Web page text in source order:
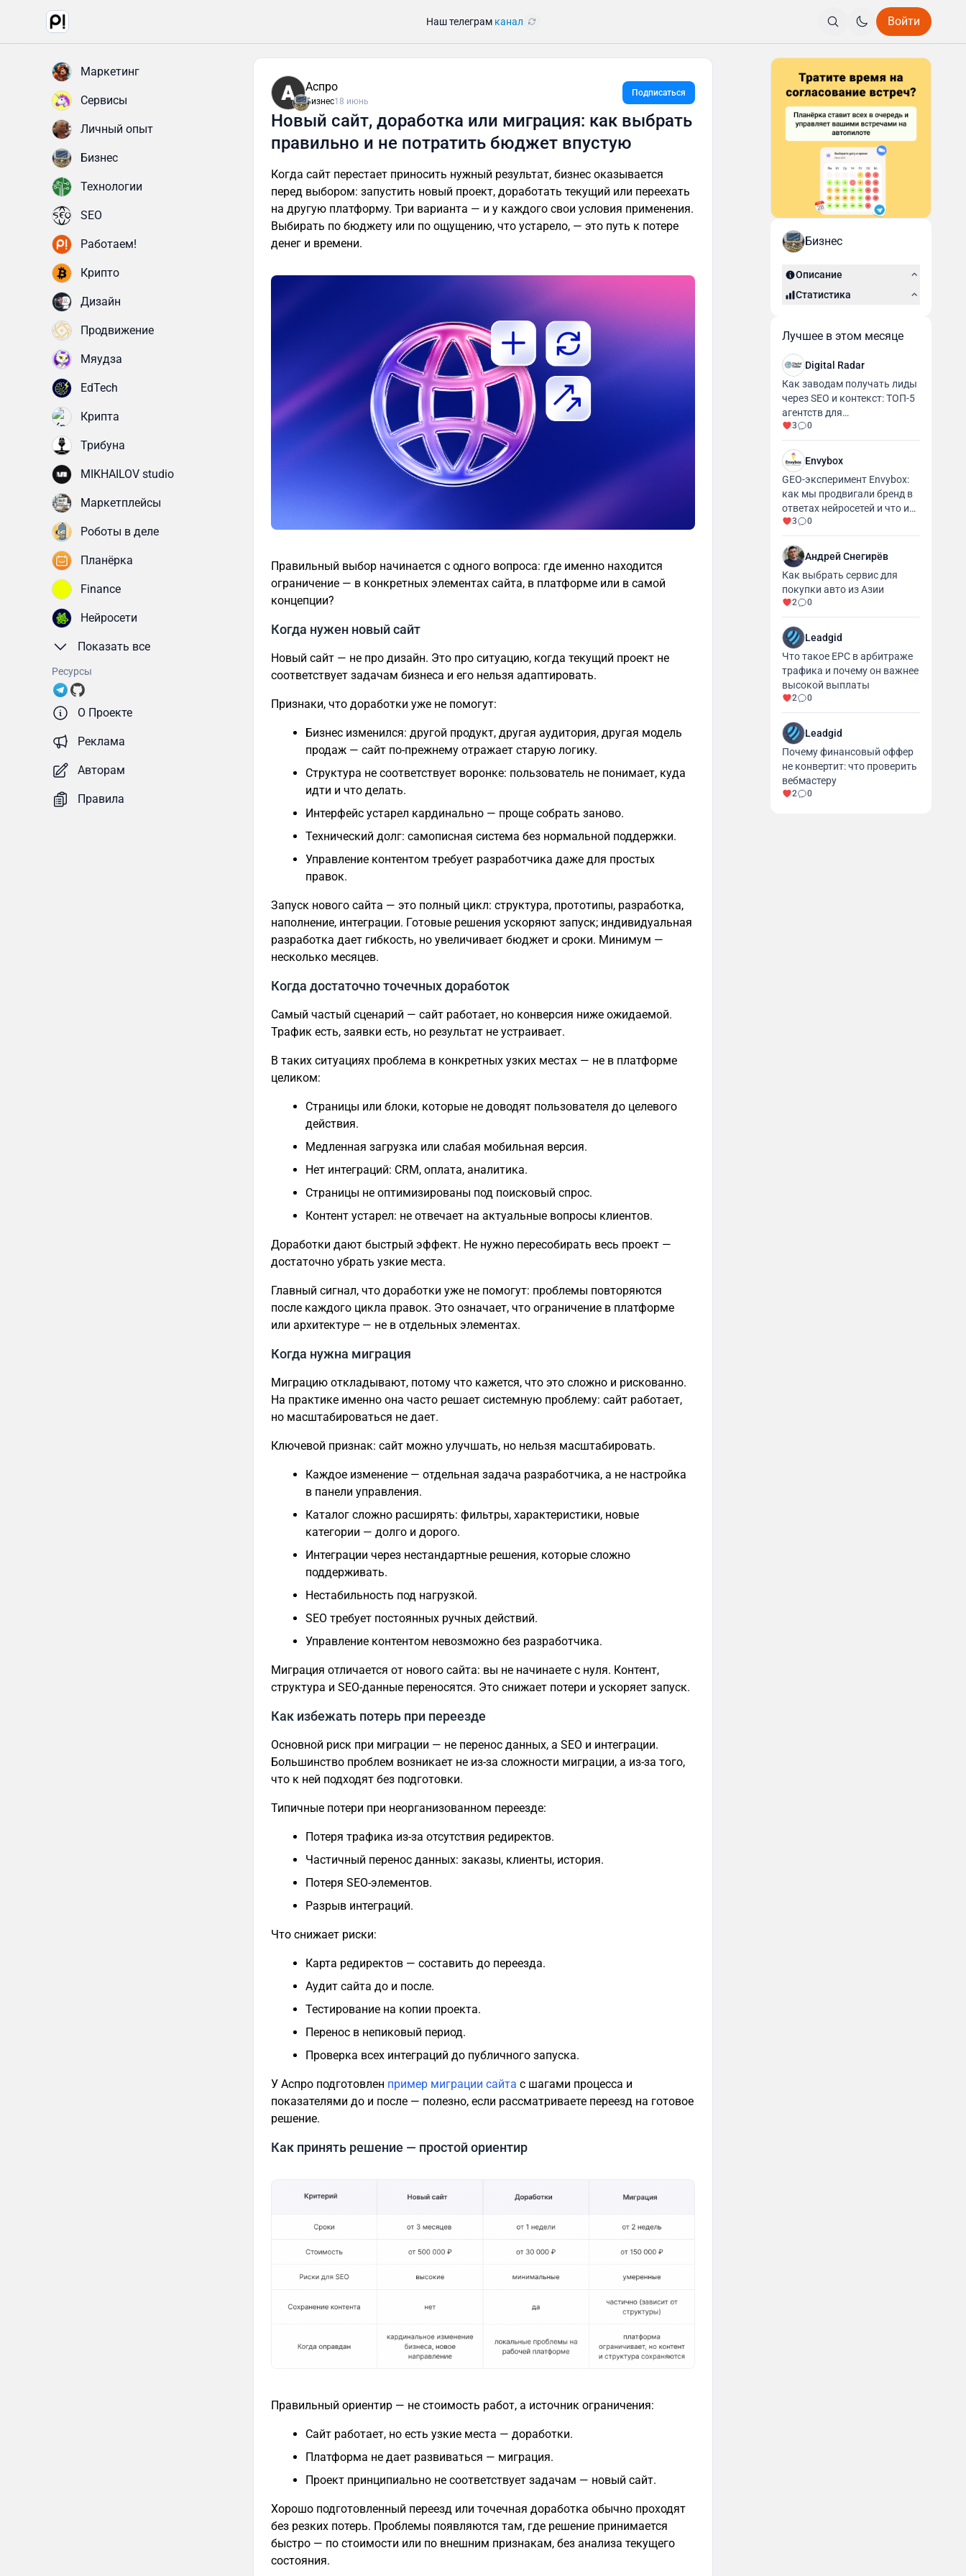
Наш телеграм канал Войти
Маркетинг
Сервисы
Личный опыт
Бизнес
Технологии
SEO
Работаем!
Крипто
Дизайн
Продвижение
Мяудза
EdTech
Крипта
Трибуна
MIKHAILOV studio
Маркетплейсы
Роботы в деле
Планёрка
Finance
Нейросети
Показать все
Ресурсы
О Проекте
Реклама
Авторам
Правила
Аспро
Бизнес18 июнь
Подписаться
Новый сайт, доработка или миграция: как выбрать
правильно и не потратить бюджет впустую
Когда сайт перестает приносить нужный результат, бизнес оказывается
перед выбором: запустить новый проект, доработать текущий или переехать
на другую платформу. Три варианта — и у каждого свои условия применения.
Выбирать по бюджету или по ощущению, что устарело, — это путь к потере
денег и времени.
Правильный выбор начинается с одного вопроса: где именно находится
ограничение — в конкретных элементах сайта, в платформе или в самой
концепции?
Когда нужен новый сайт
Новый сайт — не про дизайн. Это про ситуацию, когда текущий проект не
соответствует задачам бизнеса и его нельзя адаптировать.
Признаки, что доработки уже не помогут:
Бизнес изменился: другой продукт, другая аудитория, другая модель
продаж — сайт по-прежнему отражает старую логику.
Структура не соответствует воронке: пользователь не понимает, куда
идти и что делать.
Интерфейс устарел кардинально — проще собрать заново.
Технический долг: самописная система без нормальной поддержки.
Управление контентом требует разработчика даже для простых
правок.
Запуск нового сайта — это полный цикл: структура, прототипы, разработка,
наполнение, интеграции. Готовые решения ускоряют запуск; индивидуальная
разработка дает гибкость, но увеличивает бюджет и сроки. Минимум —
несколько месяцев.
Когда достаточно точечных доработок
Самый частый сценарий — сайт работает, но конверсия ниже ожидаемой.
Трафик есть, заявки есть, но результат не устраивает.
В таких ситуациях проблема в конкретных узких местах — не в платформе
целиком:
Страницы или блоки, которые не доводят пользователя до целевого
действия.
Медленная загрузка или слабая мобильная версия.
Нет интеграций: CRM, оплата, аналитика.
Страницы не оптимизированы под поисковый спрос.
Контент устарел: не отвечает на актуальные вопросы клиентов.
Доработки дают быстрый эффект. Не нужно пересобирать весь проект —
достаточно убрать узкие места.
Главный сигнал, что доработки уже не помогут: проблемы повторяются
после каждого цикла правок. Это означает, что ограничение в платформе
или архитектуре — не в отдельных элементах.
Когда нужна миграция
Миграцию откладывают, потому что кажется, что это сложно и рискованно.
На практике именно она часто решает системную проблему: сайт работает,
но масштабироваться не дает.
Ключевой признак: сайт можно улучшать, но нельзя масштабировать.
Каждое изменение — отдельная задача разработчика, а не настройка
в панели управления.
Каталог сложно расширять: фильтры, характеристики, новые
категории — долго и дорого.
Интеграции через нестандартные решения, которые сложно
поддерживать.
Нестабильность под нагрузкой.
SEO требует постоянных ручных действий.
Управление контентом невозможно без разработчика.
Миграция отличается от нового сайта: вы не начинаете с нуля. Контент,
структура и SEO-данные переносятся. Это снижает потери и ускоряет запуск.
Как избежать потерь при переезде
Основной риск при миграции — не перенос данных, а SEO и интеграции.
Большинство проблем возникает не из-за сложности миграции, а из-за того,
что к ней подходят без подготовки.
Типичные потери при неорганизованном переезде:
Потеря трафика из-за отсутствия редиректов.
Частичный перенос данных: заказы, клиенты, история.
Потеря SEO-элементов.
Разрыв интеграций.
Что снижает риски:
Карта редиректов — составить до переезда.
Аудит сайта до и после.
Тестирование на копии проекта.
Перенос в непиковый период.
Проверка всех интеграций до публичного запуска.
У Аспро подготовлен пример миграции сайта с шагами процесса и
показателями до и после — полезно, если рассматриваете переезд на готовое
решение.
Как принять решение — простой ориентир
Правильный ориентир — не стоимость работ, а источник ограничения:
Сайт работает, но есть узкие места — доработки.
Платформа не дает развиваться — миграция.
Проект принципиально не соответствует задачам — новый сайт.
Хорошо подготовленный переезд или точечная доработка обычно проходят
без резких потерь. Проблемы появляются там, где решение принимается
быстро — по стоимости или по внешним признакам, без анализа текущего
состояния.
Бизнес
Описание
Статистика
Лучшее в этом месяце
Digital Radar
Как заводам получать лиды
через SEO и контекст: ТОП-5
агентств для
промышленности и
производства
3 0
Envybox
GEO-эксперимент Envybox:
как мы продвигали бренд в
ответах нейросетей и что из
этого вышло
3 0
Андрей Снегирёв
Как выбрать сервис для
покупки авто из Азии
2 0
Leadgid
Что такое EPC в арбитраже
трафика и почему он важнее
высокой выплаты
2 0
Leadgid
Почему финансовый оффер
не конвертит: что проверить
вебмастеру
2 0